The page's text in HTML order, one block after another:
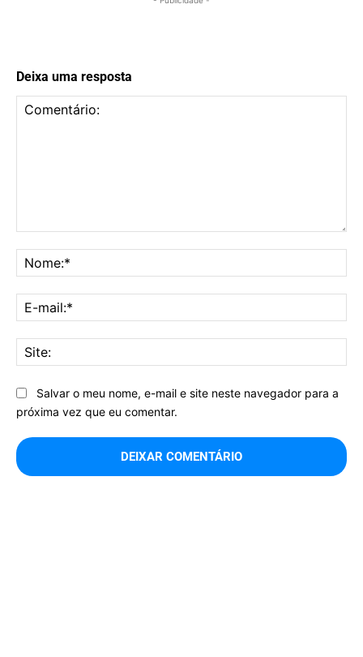
Deixa uma resposta
Salvar o meu nome, e-mail e site neste navegador para a
próxima vez que eu comentar.